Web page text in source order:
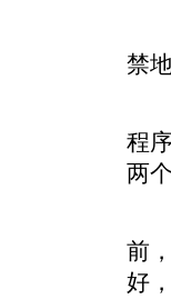
“
禁
C
程
两
今
前
好